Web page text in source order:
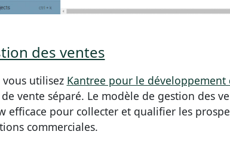
des ventes
vous utilisez Kantree pour le développement
vente séparé. Le modèle de gestion des
efficace pour collecter et qualifier les
commerciales.